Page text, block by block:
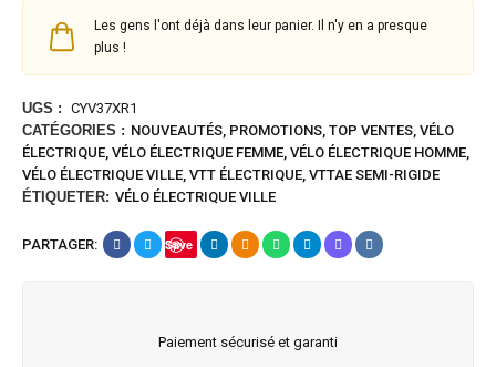
Les gens l'ont déjà dans leur panier. Il n'y en a presque
plus !
UGS : CYV37XR1
CATÉGORIES : NOUVEAUTÉS, PROMOTIONS, TOP VENTES, VÉLO
ÉLECTRIQUE, VÉLO ÉLECTRIQUE FEMME, VÉLO ÉLECTRIQUE HOMME,
VÉLO ÉLECTRIQUE VILLE, VTT ÉLECTRIQUE, VTTAE SEMI-RIGIDE
ÉTIQUETER: VÉLO ÉLECTRIQUE VILLE
PARTAGER: Save
Paiement sécurisé et garanti